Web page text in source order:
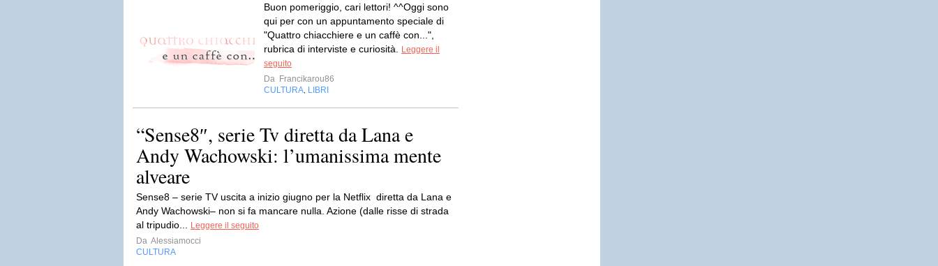
Buon pomeriggio, cari lettori! ^^Oggi sono
qui per con un appuntamento speciale di
"Quattro chiacchiere e un caffè con...",
rubrica di interviste e curiosità.
Leggere il
seguito
Da Francikarou86
CULTURA LIBRI
“Sense8″, serie Tv diretta da Lana e
Andy Wachowski: l’umanissima mente
alveare
Sense8 – serie TV uscita a inizio giugno per la Netflix diretta da Lana e
Andy Wachowski– non si fa mancare nulla. Azione (dalle risse di strada
al tripudio...
Leggere il seguito
Da Alessiamocci
CULTURA